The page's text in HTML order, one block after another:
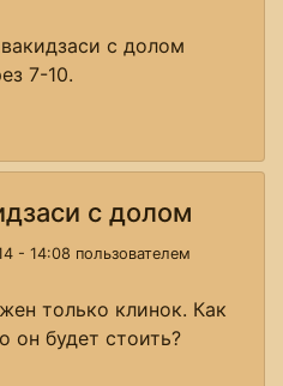
с долом
7-10.
с долом
- 14:08 пользователем
только клинок. Как
он будет стоить?